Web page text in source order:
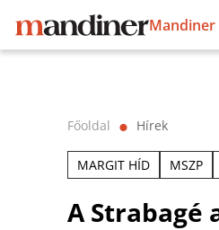
Mandiner
Főoldal ⬤ Hírek
MARGIT HÍD MSZP
A Strabagé